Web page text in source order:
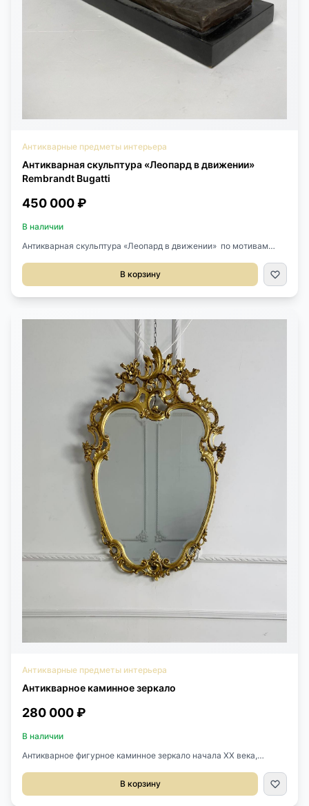
Антикварные предметы интерьера
Антикварная скульптура «Леопард в движении»
Rembrandt Bugatti
450 000 ₽
В наличии
Антикварная скульптура «Леопард в движении» по мотивам
Бугатти 1911 года, Италия. Отлита между 1925-1934 годом.
Стоит подпись. Бронза, мрамор. Размер 53х17х23h см.
Академии изящных искусств Брера, где заработал репутацию
талантливого скульптора. В 1904 вместе с семьей переехал в
Париж и был принят в Национальное общество
изобразительных искусств. В 1907 переехал в Антверпен, где
был большой зоопарк, животные которого служили моделями
для его скульптур. Скульптуры животных, созданные
скульптором, высоко оценены. Так, например, скульптура тигра
(Grand Tiger Royal) была продана на аукционе Сотбис в 2009
году за 1,8 млн. долларов, а в 2015 году скульптура бабуина за
2,7 млн. долларов. Статуэтка, изображающая слона в цирке,
стала маскотом на автомобиле Bugatti Type 41 Royale, а также
используется в декоре автомобилей по сей день. Рембрандту
Бугатти посвящена одна из спецверсий гиперкара Bugatti
В корзину
Антикварные предметы интерьера
Антикварное каминное зеркало
280 000 ₽
В наличии
Антикварное фигурное каминное зеркало начала XX века,
зеркальное полотно с фигурным фацетом. Размер 80х120h см.
В корзину